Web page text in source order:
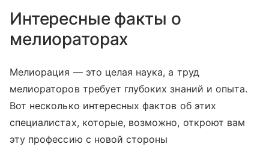
Интересные факты о
мелиораторах
Мелиорация — это целая наука, а труд
мелиораторов требует глубоких знаний и опыта.
Вот несколько интересных фактов об этих
специалистах, которые, возможно, откроют вам
эту профессию с новой стороны